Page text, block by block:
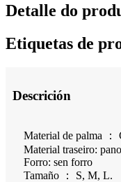
Detalle do
Etiquetas de
Descrición
Material de palma ：
Material traseiro:
Forro: sen forro
Tamaño ： S, M, L.